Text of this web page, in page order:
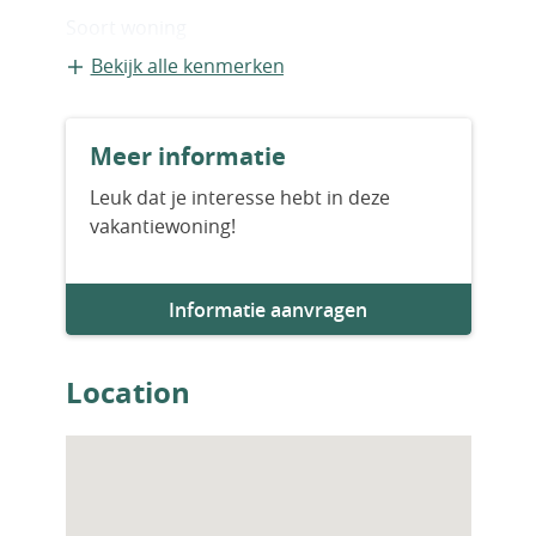
keukenkastjes en badkamermeubels. AYT-
Appartement
Bestaande bouw
Bouwjaar
Aantal slaapkamers
Aantal badkamers
Bekijk alle kenmerken
Meer informatie
Leuk dat je interesse hebt in deze
vakantiewoning!
Informatie aanvragen
Location